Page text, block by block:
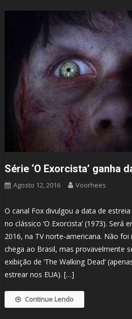
Série ‘O Exorcista’ ganha
Agosto 12, 2016 Voorhees
O canal Fox divulgou a data de
no clássico ‘O Exorcista’ (1973). Será
2016, na TV norte-americana. Não foi
chega ao Brasil, mas provavelmente
exibição de ‘The Walking Dead‘
estrear nos EUA). […]
Continue Lendo